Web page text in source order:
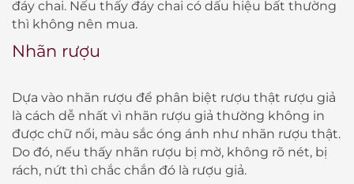
đáy chai. Nếu thấy đáy chai có dấu hiệu bất thường
thì không nên mua.
Nhãn rượu
Dựa vào nhãn rượu để phân biệt rượu thật rượu giả
là cách dễ nhất vì nhãn rượu giả thường không in
được chữ nổi, màu sắc óng ánh như nhãn rượu thật.
Do đó, nếu thấy nhãn rượu bị mờ, không rõ nét, bị
rách, nứt thì chắc chắn đó là rượu giả.